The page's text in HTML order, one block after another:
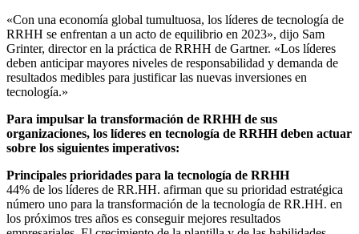
«Con una economía global tumultuosa, los líderes de tecnología de
RRHH se enfrentan a un acto de equilibrio en 2023», dijo Sam
Grinter, director en la práctica de RRHH de Gartner. «Los líderes
deben anticipar mayores niveles de responsabilidad y demanda de
resultados medibles para justificar las nuevas inversiones en
tecnología.»
Para impulsar la transformación de RRHH de sus
organizaciones, los líderes en tecnología de RRHH deben actuar
sobre los siguientes imperativos:
Principales prioridades para la tecnología de RRHH
44% de los líderes de RR.HH. afirman que su prioridad estratégica
número uno para la transformación de la tecnología de RR.HH. en
los próximos tres años es conseguir mejores resultados